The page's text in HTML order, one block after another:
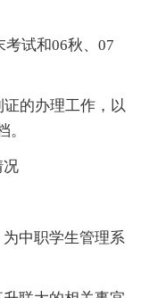
试和06秋、07
的办理工作，以
。
中职学生管理系